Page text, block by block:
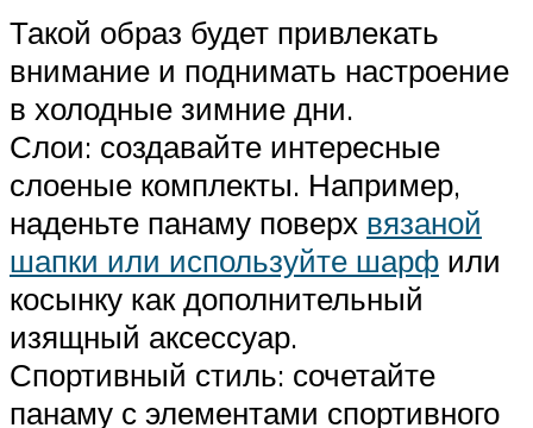
Такой образ будет привлекать
внимание и поднимать настроение
в холодные зимние дни.
Слои: создавайте интересные
слоеные комплекты. Например,
наденьте панаму поверх вязаной
шапки или используйте шарф или
косынку как дополнительный
изящный аксессуар.
Спортивный стиль: сочетайте
панаму с элементами спортивного